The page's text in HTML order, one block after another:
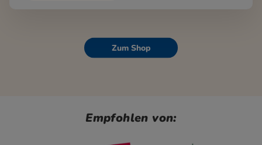
Zum Shop
Empfohlen von: